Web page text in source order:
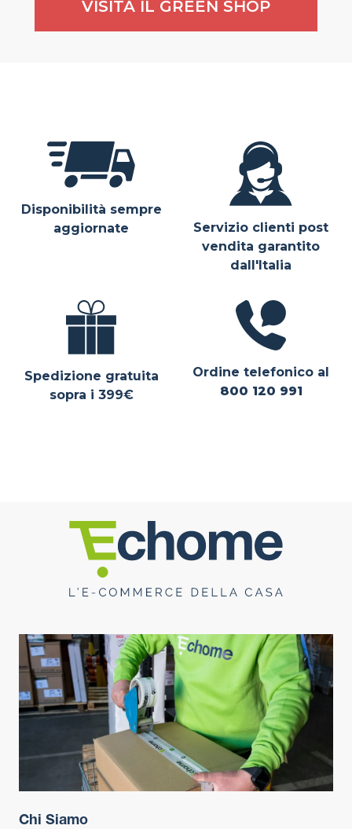
VISITA IL GREEN SHOP
Disponibilità sempre
aggiornate
Servizio clienti post
vendita garantito
dall'Italia
Spedizione gratuita
sopra i 399€
Ordine telefonico al
800 120 991
Chi Siamo